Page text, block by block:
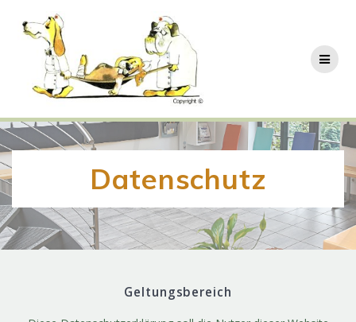
Inhalt
springen
Datenschutz
Geltungsbereich